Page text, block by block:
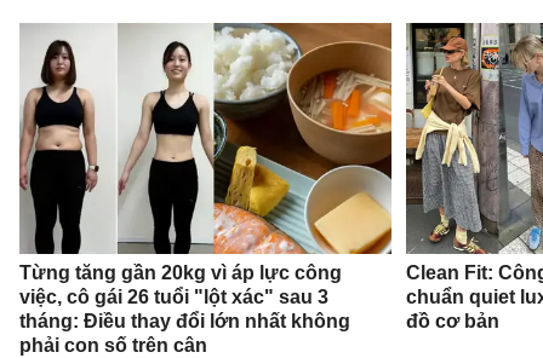
Từng tăng gần 20kg vì áp lực công
việc, cô gái 26 tuổi "lột xác" sau 3
tháng: Điều thay đổi lớn nhất không
phải con số trên cân
Clean Fit:
chuẩn quiet
đồ cơ bản